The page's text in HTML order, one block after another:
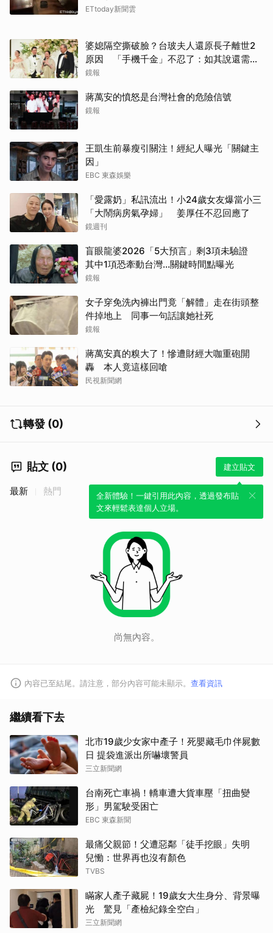
ETtoday新聞雲
婆媳隔空撕破臉？台玻夫人還原長子離世2
原因 「手機千金」不忍了：如其說還需要
離開嗎？
鏡報
蔣萬安的憤怒是台灣社會的危險信號
鏡報
王凱生前暴瘦引關注！經紀人曝光「關鍵主
因」
EBC 東森娛樂
「愛露奶」私訊流出！小24歲女友爆當小三
「大鬧病房氣孕婦」 姜厚任不忍回應了
鏡週刊
盲眼龍婆2026「5大預言」剩3項未驗證
其中1項恐牽動台灣...關鍵時間點曝光
鏡報
女子穿免洗內褲出門竟「解體」走在街頭整
件掉地上 同事一句話讓她社死
鏡報
蔣萬安真的糗大了！慘遭財經大咖重砲開
轟 本人竟這樣回嗆
民視新聞網
轉發 (0)
貼文 (0) 建立貼文
全新體驗！一鍵引用此內容，透過發布貼
文來輕鬆表達個人立場。
最新 熱門
尚無內容。
內容已至結尾。請注意，部分內容可能未顯示。 查看資訊
繼續看下去
北市19歲少女家中產子！死嬰藏毛巾伴屍數
日 提袋進派出所嚇壞警員
三立新聞網
台南死亡車禍！轎車遭大貨車壓「扭曲變
形」男駕駛受困亡
EBC 東森新聞
最痛父親節！父遭惡鄰「徒手挖眼」失明
兒慟：世界再也沒有顏色
TVBS
瞞家人產子藏屍！19歲女大生身分、背景曝
光 驚見「產檢紀錄全空白」
三立新聞網